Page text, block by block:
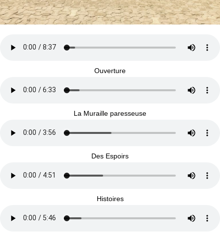
Ouverture
La Muraille paresseuse
Des Espoirs
Histoires